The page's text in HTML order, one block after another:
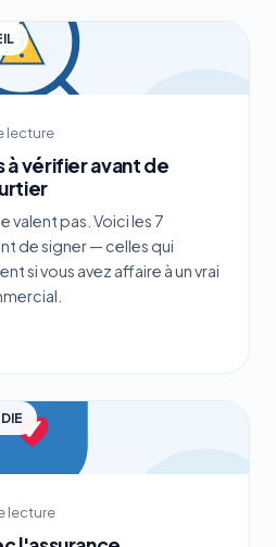
lecture
à vérifier avant de
valent pas. Voici les 7
de signer — celles qui
si vous avez affaire à un vrai
lecture